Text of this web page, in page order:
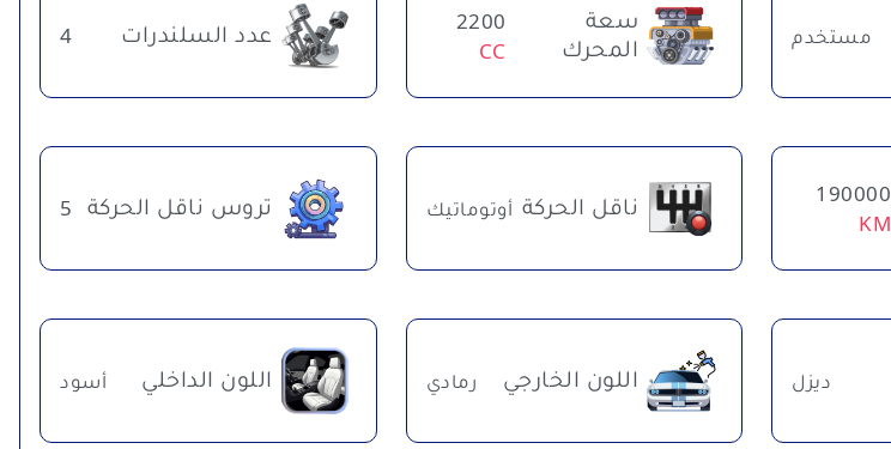
مستخدم
سعة
المحرك
2200
CC
عدد السلندرات 4
190000
KM
ناقل الحركة أوتوماتيك تروس ناقل الحركة 5
ديزل اللون الخارجي رمادي اللون الداخلي أسود